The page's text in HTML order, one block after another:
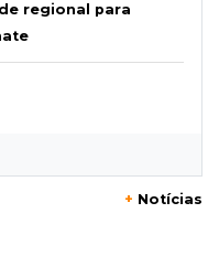
regional para
+ Notícias